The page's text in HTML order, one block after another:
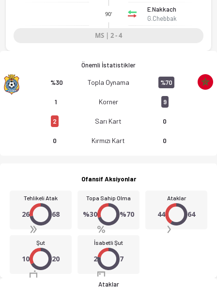
Congo DR (K) - Fas (K) 2-4 bitti. Gol anları, kadro,
90'
E.Nakkach
G.Chebbak
MS | 2 - 4
Önemli İstatistikler
%30 Topla Oynama %70
1 Korner 9
2 Sarı Kart 0
0 Kırmızı Kart 0
Ofansif Aksiyonlar
Tehlikeli Atak
26 68
Topa Sahip Olma
%30 %70
Ataklar
44 64
Şut
10 20
İsabetli Şut
2 7
Ataklar